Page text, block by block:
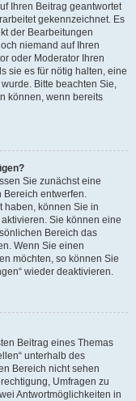
Ihren Beitrag geantwortet
gekennzeichnet. Es
der Bearbeitungen
niemand auf Ihren
oder Moderator Ihren
sie es für nötig halten, eine
Bitte beachten Sie,
können, wenn bereits
Sie zunächst eine
Bereich entwerfen.
haben, können Sie in
Sie können eine
Bereich das
Wenn Sie einen
möchten, so können Sie
wieder deaktivieren.
Beitrag eines Themas
unterhalb des
Bereich nicht sehen
Umfragen zu
Antwortmöglichkeiten in